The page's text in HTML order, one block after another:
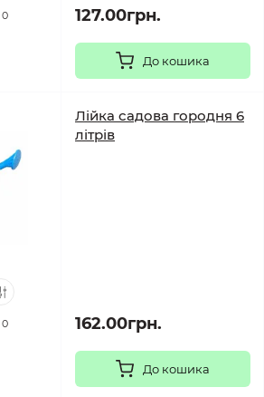
0 127.00грн.
До кошика
0
Лійка садова городня 6
літрів
162.00грн.
До кошика